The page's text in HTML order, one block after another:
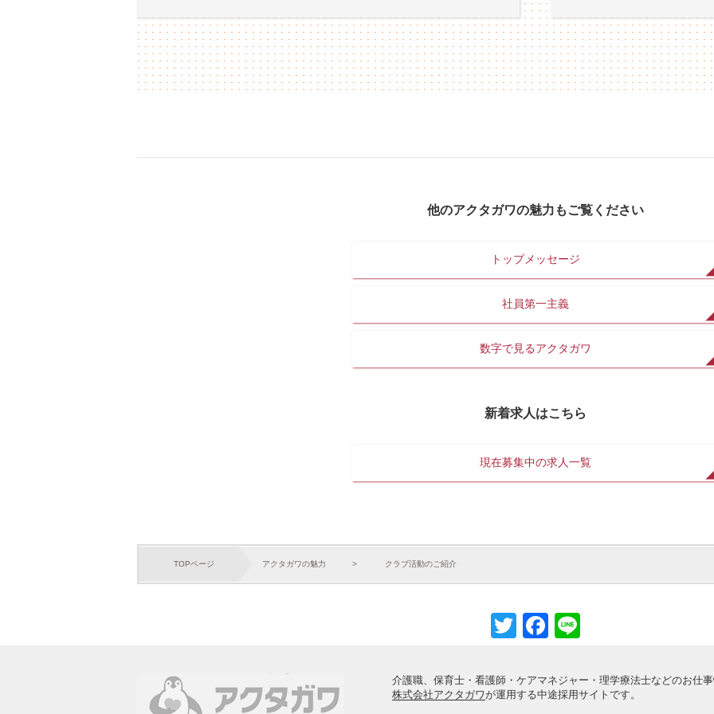
他のアクタガワの魅力もご覧ください
トップメッセージ
社員第一主義
数字で見るアクタガワ
新着求人はこちら
現在募集中の求人一覧
TOPページ アクタガワの魅力 クラブ活動のご紹介
TwitterFacebook
介護職、保育士・看護師・ケアマネジャー・理学療法士などのお仕
株式会社アクタガワが運用する中途採用サイトです。